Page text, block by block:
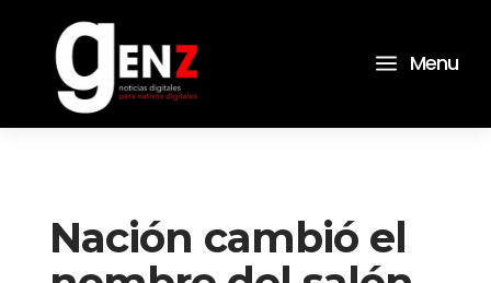
a Menu
Nación cambió el